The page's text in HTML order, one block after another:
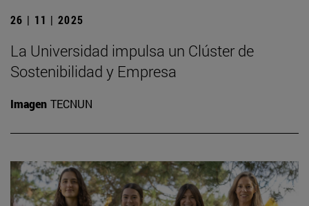
26 | 11 | 2025
La Universidad impulsa un Clúster de
Sostenibilidad y Empresa
Imagen TECNUN